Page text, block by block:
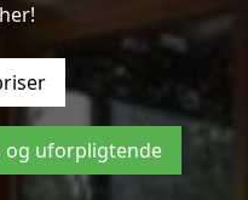
og uforpligtende